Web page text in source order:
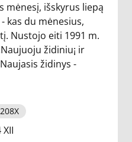
mėnesį, išskyrus liepą
kas du mėnesius,
Nustojo eiti 1991 m.
židiniu¡ ir
židinys -
XII